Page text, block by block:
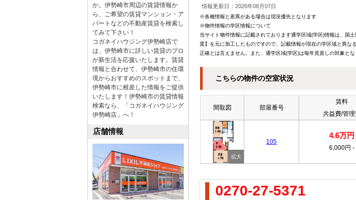
情報更新日：2026年08月07日
※各種情報と差異がある場合は現況優先となります
※物件情報の学区情報について
当サイト物件情報に記載されております通学区域(学区)情報は、国
度】を元に加工したものですので、記載情報が現在の学区域と異
正確とは言えません。また、通学区域(学区)は毎年見直しの対象と
こちらの物件の空室状況
間取図 部屋番号
賃料
共益費/管理
105
4.6万円
6,000円 -
0270-27-5371
か。伊勢崎市周辺の賃貸情報か
ら、ご希望の賃貸マンション・ア
パートなどの不動産賃貸を検索し
てみて下さい！
コガネイハウジング伊勢崎店で
は、伊勢崎市に詳しい賃貸のプロ
が新生活を応援いたします。賃貸
情報と合わせて、伊勢崎市の住環
境からおすすめのスポットまで、
伊勢崎市に根差した情報をご提供
いたします！伊勢崎市の賃貸情報
検索なら、「コガネイハウジング
伊勢崎店」へ！
店舗情報